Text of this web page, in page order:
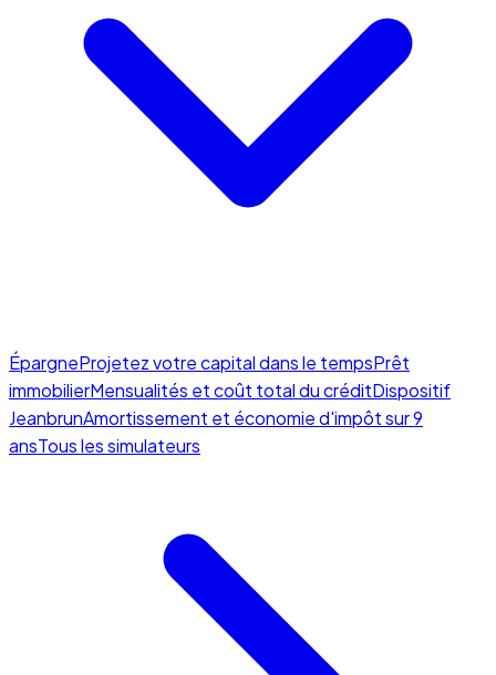
ÉpargneProjetez votre capital dans le tempsPrêt
immobilierMensualités et coût total du créditDispositif
JeanbrunAmortissement et économie d'impôt sur 9
ansTous les simulateurs